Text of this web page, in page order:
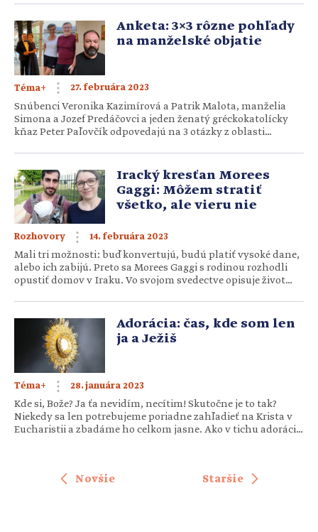
šatku Ježišovi Kristovi. Dokonca existuje aj konkrétna šatka,
na ktorej je Božský obraz, ktorý nebol vytvorený ľudskou
rukou. Zo skutku, ktorý vykonala […]Anketa: 3×3 rôzne pohľady
na manželské objatie
Téma+ 27. februára 2023
Snúbenci Veronika Kazimírová a Patrik Malota, manželia
Simona a Jozef Predáčovci a jeden ženatý gréckokatolícky
kňaz Peter Paľovčík odpovedajú na 3 otázky z oblasti
sexuality pasé alebo zbytočná v živote kresťana? Čo je
najdôležitejšie pre zdravé manželstvo, kedy je manželské
objatie obohacujúce a kedy zraňujúce? […]
Iracký kresťan Morees
Gaggi: Môžem stratiť
všetko, ale vieru nie
Rozhovory 14. februára 2023
Mali tri možnosti: buď konvertujú, budú platiť vysoké dane,
alebo ich zabijú. Preto sa Morees Gaggi s rodinou rozhodli
opustiť domov v Iraku. Vo svojom svedectve opisuje život
Slovensko. Morees Gaggi pochádza z Iraku. Kresťanstvo je
v tejto oblasti zakorenené ešte z čias Jonáša či apoštola
Tomáša. V Iraku sú mestá rozdelené […]Adorácia: čas, kde som len
ja a Ježiš
Téma+ 28. januára 2023
Kde si, Bože? Ja ťa nevidím, necítim! Skutočne je to tak?
Niekedy sa len potrebujeme poriadne zahľadieť na Krista v
Eucharistii a zbadáme ho celkom jasne. Ako v tichu adorácie
Novšie
Staršie